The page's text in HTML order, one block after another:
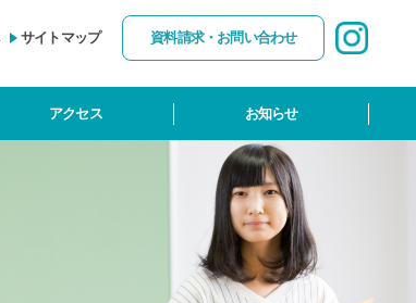
サイトマップ 資料請求・お問い合わせ
アクセス お知らせ